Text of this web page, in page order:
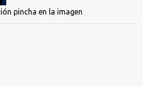
pincha en la imagen